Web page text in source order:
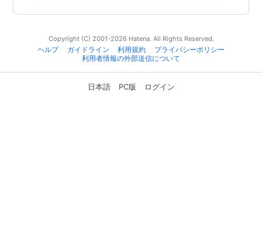
Copyright (C) 2001-2026 Hatena. All Rights Reserved.
ヘルプ
ガイドライン 利用規約
プライバシーポリシー
利用者情報の外部送信について
日本語 PC版 ログイン